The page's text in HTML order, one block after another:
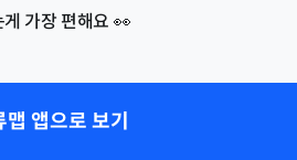
가장 편해요 👀
맵 앱으로 보기